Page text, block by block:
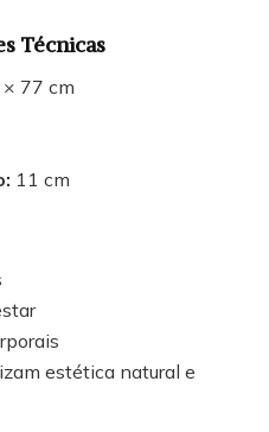
Técnicas
77 cm
11 cm
estética natural e